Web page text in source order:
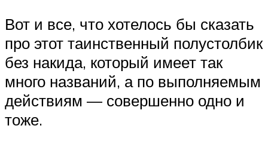
Вот и все, что хотелось бы сказать
про этот таинственный полустолбик
без накида, который имеет так
много названий, а по выполняемым
действиям — совершенно одно и
тоже.